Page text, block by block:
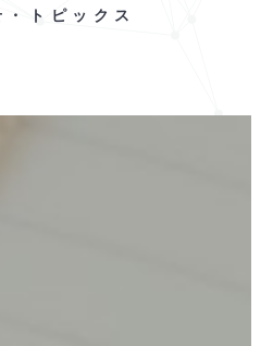
・トピックス